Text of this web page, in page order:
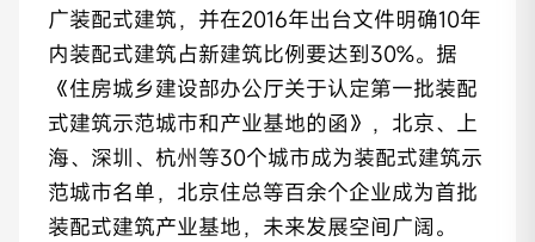
广装配式建筑，并在2016年出台文件明确10年
内装配式建筑占新建筑比例要达到30%。据
《住房城乡建设部办公厅关于认定第一批装配
式建筑示范城市和产业基地的函》，北京、上
海、深圳、杭州等30个城市成为装配式建筑示
范城市名单，北京住总等百余个企业成为首批
装配式建筑产业基地，未来发展空间广阔。